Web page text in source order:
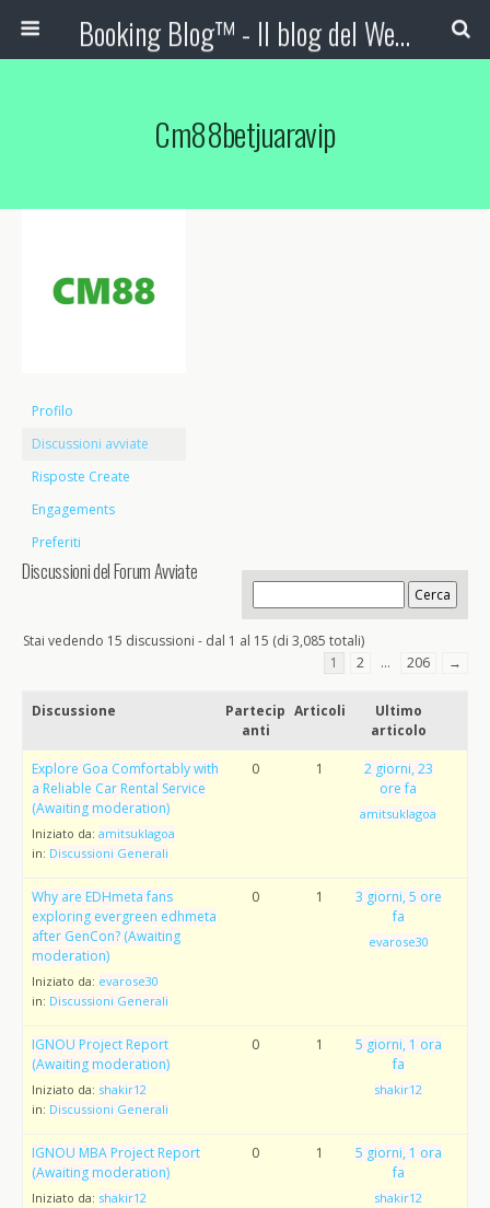
Booking Blog™ - Il blog del Web Marketing Turistico
Cm88betjuaravip
Profilo
Discussioni avviate
Risposte Create
Engagements
Preferiti
Discussioni del Forum Avviate
Stai vedendo 15 discussioni - dal 1 al 15 (di 3,085 totali)
1
2 … 206 →
Discussione
Partecip
anti
Articoli
Ultimo
articolo
Explore Goa Comfortably with
a Reliable Car Rental Service
(Awaiting moderation)
Iniziato da: amitsuklagoa
in: Discussioni Generali
0 1
2 giorni, 23
ore fa
amitsuklagoa
Why are EDHmeta fans
exploring evergreen edhmeta
after GenCon? (Awaiting
moderation)
Iniziato da: evarose30
in: Discussioni Generali
0 1
3 giorni, 5 ore
fa
evarose30
IGNOU Project Report
(Awaiting moderation)
Iniziato da: shakir12
in: Discussioni Generali
0 1
5 giorni, 1 ora
fa
shakir12
IGNOU MBA Project Report
(Awaiting moderation)
Iniziato da: shakir12
0 1
5 giorni, 1 ora
fa
shakir12